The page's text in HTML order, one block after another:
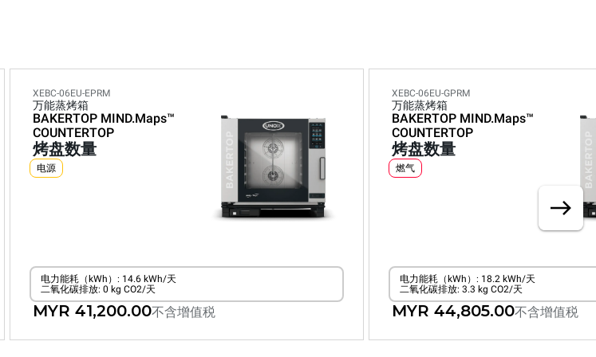
XEBC-06EU-EPRM
万能蒸烤箱
BAKERTOP MIND.Maps™
COUNTERTOP
烤盘数量
电源
电力能耗（kWh）: 14.6 kWh/天
二氧化碳排放: 0 kg CO2/天
MYR 41,200.00不含增值税
XEBC-06EU-GPRM
万能蒸烤箱
BAKERTOP MIND.Maps™
COUNTERTOP
烤盘数量
燃气
电力能耗（kWh）: 18.2 kWh/天
二氧化碳排放: 3.3 kg CO2/天
MYR 44,805.00不含增值税